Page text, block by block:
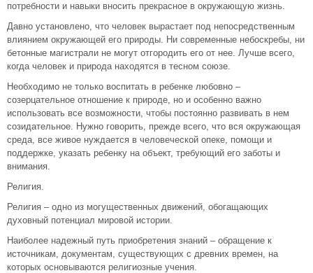
потребности и навыки вносить прекрасное в окружающую жизнь.
Давно установлено, что человек вырастает под непосредственным
влиянием окружающей его природы. Ни современные небоскребы, ни
бетонные магистрали не могут отгородить его от нее. Лучше всего,
когда человек и природа находятся в тесном союзе.
Необходимо не только воспитать в ребенке любовно –
созерцательное отношение к природе, но и особенно важно
использовать все возможности, чтобы постоянно развивать в нем
созидательное. Нужно говорить, прежде всего, что вся окружающая
среда, все живое нуждается в человеческой опеке, помощи и
поддержке, указать ребенку на объект, требующий его заботы и
внимания.
Религия.
Религия – одно из могущественных движений, обогащающих
духовный потенциал мировой истории.
Наиболее надежный путь приобретения знаний – обращение к
источникам, документам, существующих с древних времен, на
которых основываются религиозные учения.